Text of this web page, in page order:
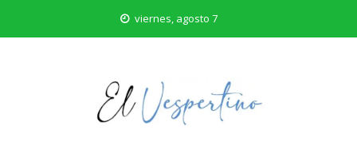
viernes, agosto 7